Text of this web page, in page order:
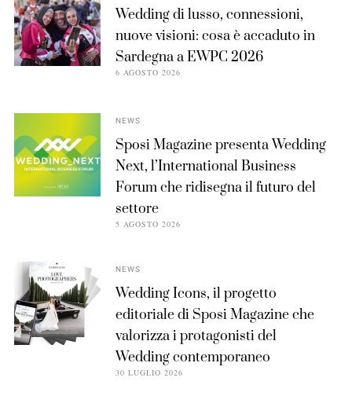
Wedding di lusso, connessioni,
nuove visioni: cosa è accaduto in
Sardegna a EWPC 2026
6 AGOSTO 2026
NEWS
Sposi Magazine presenta Wedding
Next, l’International Business
Forum che ridisegna il futuro del
settore
5 AGOSTO 2026
NEWS
Wedding Icons, il progetto
editoriale di Sposi Magazine che
valorizza i protagonisti del
Wedding contemporaneo
30 LUGLIO 2026